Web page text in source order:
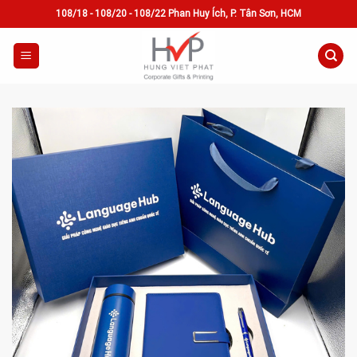
to
content
108/18 - 108/20 - 108/22 Phan Huy Ích, P. Tân Sơn, HCM